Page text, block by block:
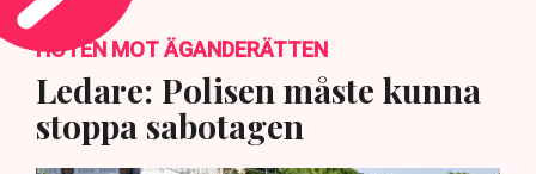
HOTEN MOT ÄGANDERÄTTEN
Ledare: Polisen måste kunna
stoppa sabotagen